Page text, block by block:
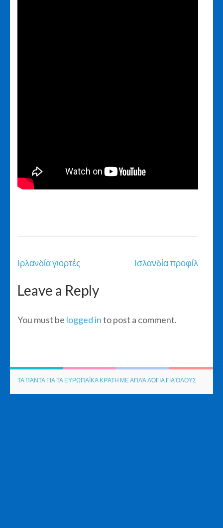
Post
navigation
Ιρλανδία γιορτές Ισλανδία προφίλ
Leave a Reply
You must be logged into post a comment.
ΤΑ ΠΆΝΤΑ ΓΙΑ ΤΑ ΕΥΡΩΠΑΪΚΆ ΚΡΆΤΗ ΜΕ ΑΠΛΆ ΛΌΓΙΑ ΓΙΑ ΌΛΟΥΣ